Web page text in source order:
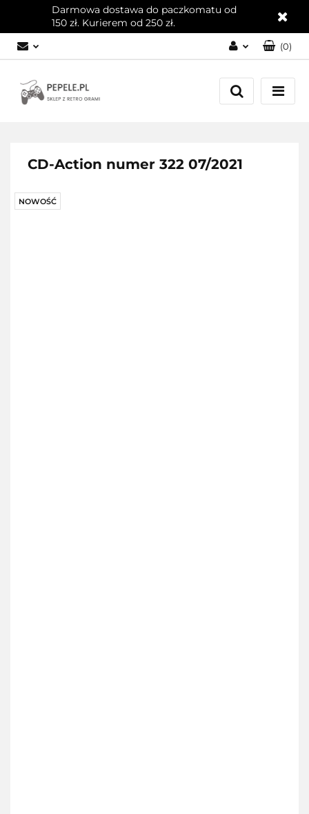
Darmowa dostawa do paczkomatu od
150 zł. Kurierem od 250 zł.
Zaloguj się
Załóż konto
(0)
CD-Action numer 322 07/2021
NOWOŚĆ